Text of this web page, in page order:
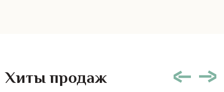
Хиты продаж